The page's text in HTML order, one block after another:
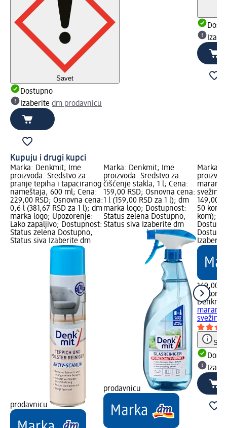
Savet
Dostupno
Izaberite dm prodavnicu
Kupuju i drugi kupci
Marka: Denkmit; Ime
proizvoda: Sredstvo za
pranje tepiha i tapaciranog
nameštaja, 600 ml; Cena:
229,00 RSD; Osnovna cena:
0,6 l (381,67 RSD za 1 l); dm
marka logo; Upozorenje:
Lako zapaljivo; Dostupnost:
Status zelena Dostupno,
Status siva Izaberite dm
prodavnicu
Marka: Denkmit; Ime
proizvoda: Sredstvo za
čišćenje stakla, 1 l; Cena:
159,00 RSD; Osnovna cena:
1 l (159,00 RSD za 1 l); dm
marka logo; Dostupnost:
Status zelena Dostupno,
Status siva Izaberite dm
prodavnicu
Marka:
svežina,
149,00
50 kom
kom);
149,00
50 kom
Denkmit
svežina,